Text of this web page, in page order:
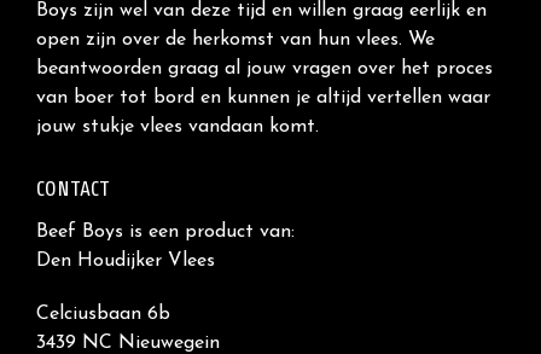
Boys zijn wel van deze tijd en willen graag eerlijk en
open zijn over de herkomst van hun vlees. We
beantwoorden graag al jouw vragen over het proces
van boer tot bord en kunnen je altijd vertellen waar
jouw stukje vlees vandaan komt.
CONTACT
Beef Boys is een product van:
Den Houdijker Vlees
Celciusbaan 6b
3439 NC Nieuwegein